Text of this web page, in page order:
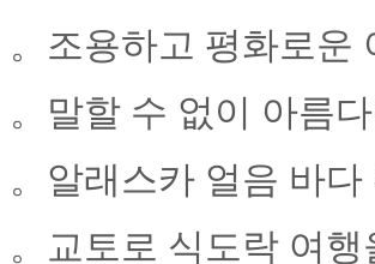
。조용하고 평화로운
。말할 수 없이 아름
。알래스카 얼음 바
。교토로 식도락 여